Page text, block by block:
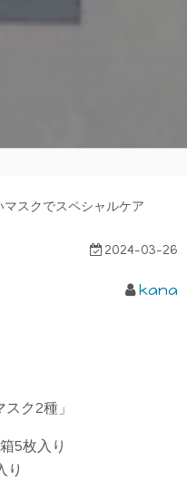
マスクでスペシャルケア
2024-03-26
kana
ク2種」
5枚入り
り